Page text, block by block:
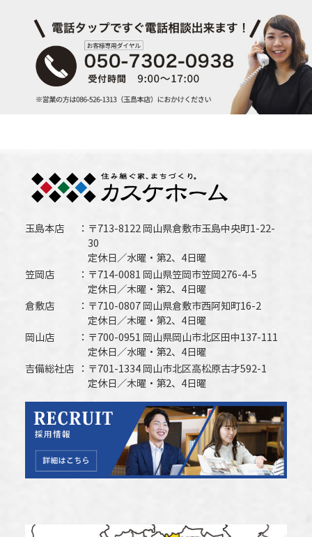
玉島本店
〒713-8122 岡山県倉敷市玉島中央町1-22-
30
定休日／水曜・第2、4日曜
笠岡店
〒714-0081 岡山県笠岡市笠岡276-4-5
定休日／木曜・第2、4日曜
倉敷店
〒710-0807 岡山県倉敷市西阿知町16-2
定休日／木曜・第2、4日曜
岡山店
〒700-0951 岡山県岡山市北区田中137-111
定休日／水曜・第2、4日曜
吉備総社店
〒701-1334 岡山市北区高松原古才592-1
定休日／木曜・第2、4日曜